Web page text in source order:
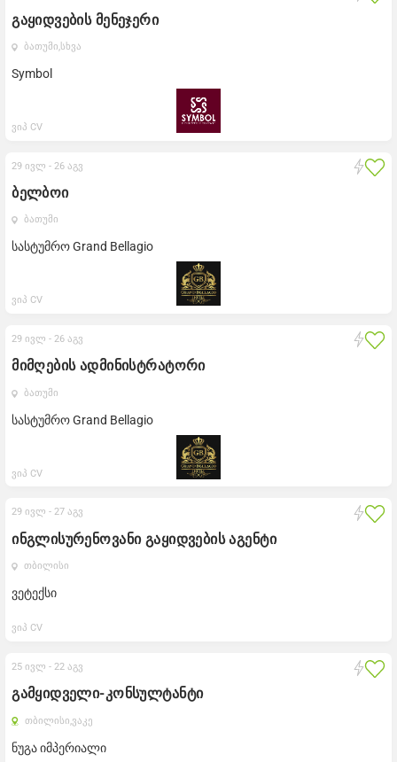
გაყიდვების მენეჯერი
ბათუმი,სხვა
Symbol
ვიპ CV
ბელბოი
ბათუმი
სასტუმრო Grand Bellagio
29 ივლ -26 აგვ
ვიპ CV
მიმღების ადმინისტრატორი
ბათუმი
სასტუმრო Grand Bellagio
29 ივლ -26 აგვ
ვიპ CV
ინგლისურენოვანი გაყიდვების აგენტი
თბილისი
ვეტექსი
29 ივლ -27 აგვ
ვიპ CV
გამყიდველი-კონსულტანტი
თბილისი,ვაკე
ნუგა იმპერიალი
25 ივლ -22 აგვ